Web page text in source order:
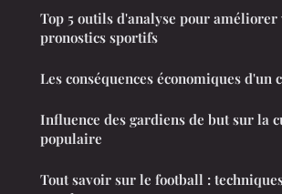
Top 5 outils d'analyse pour améliorer
pronostics sportifs
Les conséquences économiques d'un
Influence des gardiens de but sur la
populaire
Tout savoir sur le football :